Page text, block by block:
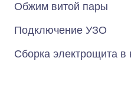
Обжим витой пары
Подключение УЗО
Сборка электрощита в